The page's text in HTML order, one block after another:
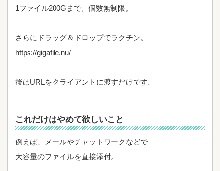
1ファイル200Gまで、個数無制限。
さらにドラッグ＆ドロップでラクチン。
https://gigafile.nu/
後はURLをクライアントに渡すだけです。
これだけはやめて欲しいこと
例えば、メールやチャットワークなどで
大容量のファイルを直接添付。